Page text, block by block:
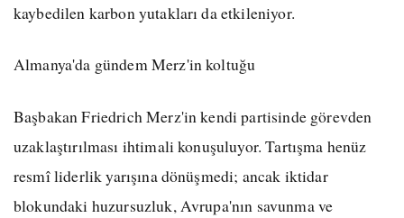
kaybedilen karbon yutakları da etkileniyor.
Almanya'da gündem Merz'in koltuğu
Başbakan Friedrich Merz'in kendi partisinde görevden
uzaklaştırılması ihtimali konuşuluyor. Tartışma henüz
resmî liderlik yarışına dönüşmedi; ancak iktidar
blokundaki huzursuzluk, Avrupa'nın savunma ve